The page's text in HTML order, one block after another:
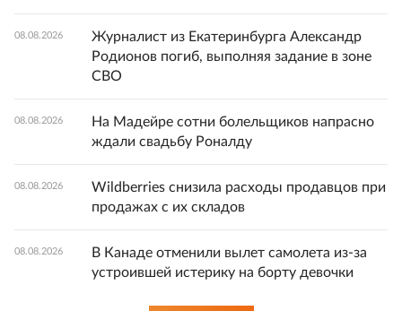
08.08.2026
Журналист из Екатеринбурга Александр
Родионов погиб, выполняя задание в зоне
СВО
08.08.2026
На Мадейре сотни болельщиков напрасно
ждали свадьбу Роналду
08.08.2026
Wildberries снизила расходы продавцов при
продажах с их складов
08.08.2026
В Канаде отменили вылет самолета из-за
устроившей истерику на борту девочки